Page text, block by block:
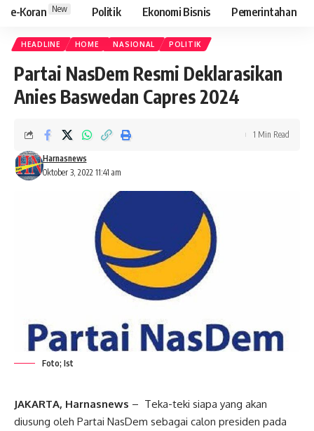
e-Koran New Politik Ekonomi Bisnis Pemerintahan
HEADLINE HOME NASIONAL POLITIK
Partai NasDem Resmi Deklarasikan
Anies Baswedan Capres 2024
Oktober 3, 2022 11:41 am
Harnasnews
1 Min Read
Foto; Ist
JAKARTA, Harnasnews – Teka-teki siapa yang akan
diusung oleh Partai NasDem sebagai calon presiden pada